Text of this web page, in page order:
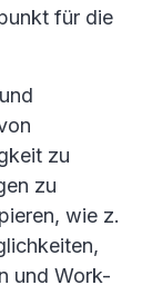
für die
zu
zu
wie z.
und Work-